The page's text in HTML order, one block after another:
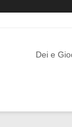
Dei e